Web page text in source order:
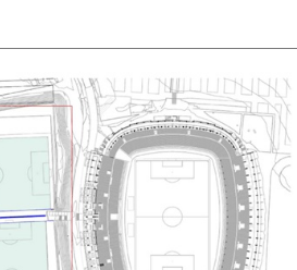
aplicación
externa.
aplicación
externa.